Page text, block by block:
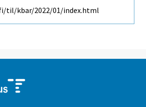
til/kbar/2022/01/index.html